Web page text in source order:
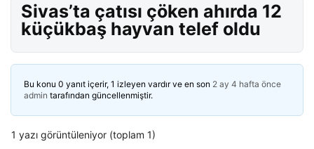
Sivas’ta çatısı çöken ahırda 12
küçükbaş hayvan telef oldu
Bu konu 0 yanıt içerir, 1 izleyen vardır ve en son 2 ay 4 hafta önce
admin tarafından güncellenmiştir.
1 yazı görüntüleniyor (toplam 1)